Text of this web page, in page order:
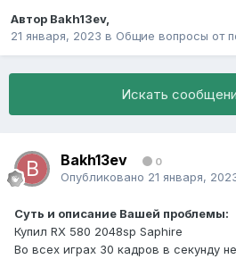
Автор Bakh13ev,
21 января, 2023 в Общие вопросы от
Искать
Bakh13ev 0
Опубликовано 21 января,
Суть и описание Вашей проблемы:
Купил RX 580 2048sp Saphire
Во всех играх 30 кадров в секунду